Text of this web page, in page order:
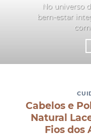
No universo
bem-estar
Cabelos e
Natural
Fios dos